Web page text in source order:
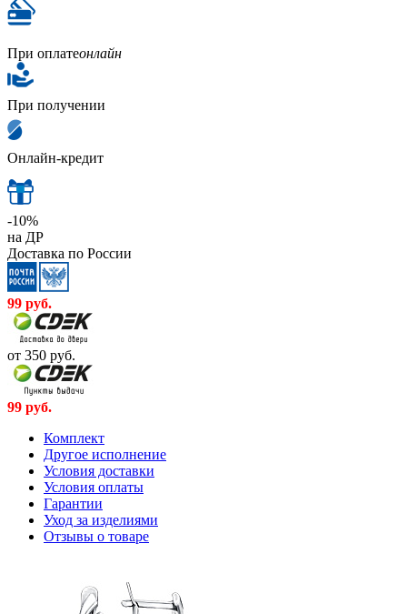
При оплатеонлайн
При получении
Онлайн-кредит
-10%
на ДР
Доставка по России
99 руб.
от 350 руб.
99 руб.
Комплект
Другое исполнение
Условия доставки
Условия оплаты
Гарантии
Уход за изделиями
Отзывы о товаре